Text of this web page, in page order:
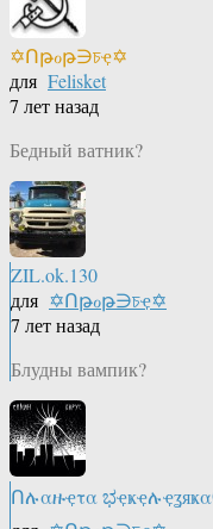
✡Ոթℴթ∋চҿ✡
для Felisket
7 лет назад
Бедный ватник?
ZIL.ok.130
для ✡Ոթℴթ∋চҿ✡
7 лет назад
Блудны вампик?
Ոሉαዙҿτα